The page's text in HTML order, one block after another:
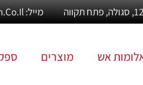
מייל: Info@alumotesh.co.il
אש מוצרים